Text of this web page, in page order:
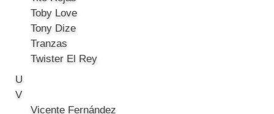
Toby Love
Tony Dize
Tranzas
Twister El Rey
U
V
Vicente Fernández